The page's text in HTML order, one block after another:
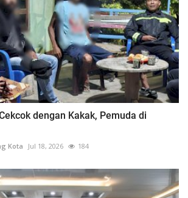
dengan Kakak, Pemuda di
Kota Jul 18, 2026 184